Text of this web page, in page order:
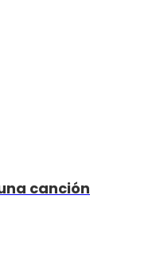
canción